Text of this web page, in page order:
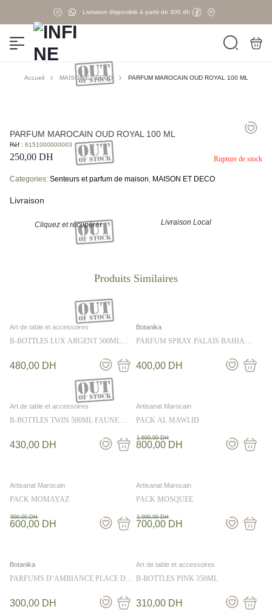
Livraison disponible à partir de 300 dh
Accueil MAISON ET DECO PARFUM MAROCAIN OUD ROYAL 100 ML
PARFUM MAROCAIN OUD ROYAL 100 ML
Réf : 6151000000003
250,00 DH Rupture de stock
Categories: Senteurs et parfum de maison, MAISON ET DECO
Livraison
Cliquez et récupérer Livraison Local
Art de table et accessoires
B-BOTTLES LUX ARGENT 500ML
480,00 DH
Botanika
PARFUM SPRAY PALAIS BAHIA
400,00 DH
Art de table et accessoires
B-BOTTLES TWIN 500ML FAUNE
430,00 DH
Artisanat Marocain
PACK AL MAWLID
800,00 DH
1.600,00DH
Artisanat Marocain
PACK MOMAYAZ
600,00 DH
900,00DH
Artisanat Marocain
PACK MOSQUEE
700,00 DH
1.000,00DH
Botanika
PARFUMS D’AMBIANCE PLACE DES
300,00 DH
Art de table et accessoires
B-BOTTLES PINK 350ML
310,00 DH